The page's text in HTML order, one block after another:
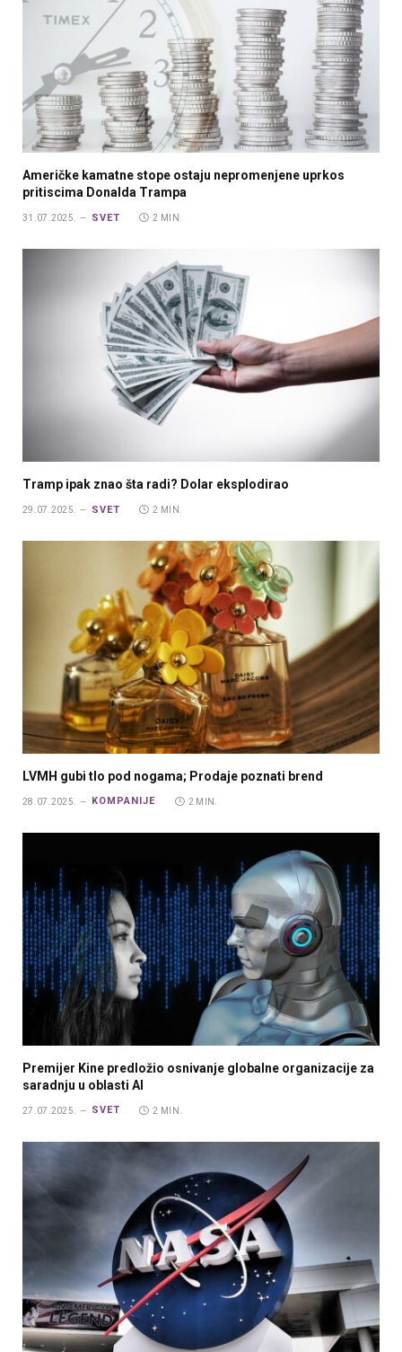
Američke kamatne stope ostaju nepromenjene uprkos
pritiscima Donalda Trampa
31.07.2025. SVET 2 MIN.
Tramp ipak znao šta radi? Dolar eksplodirao
29.07.2025. SVET 2 MIN.
LVMH gubi tlo pod nogama; Prodaje poznati brend
28.07.2025. KOMPANIJE 2 MIN.
Premijer Kine predložio osnivanje globalne organizacije za
saradnju u oblasti AI
27.07.2025. SVET 2 MIN.